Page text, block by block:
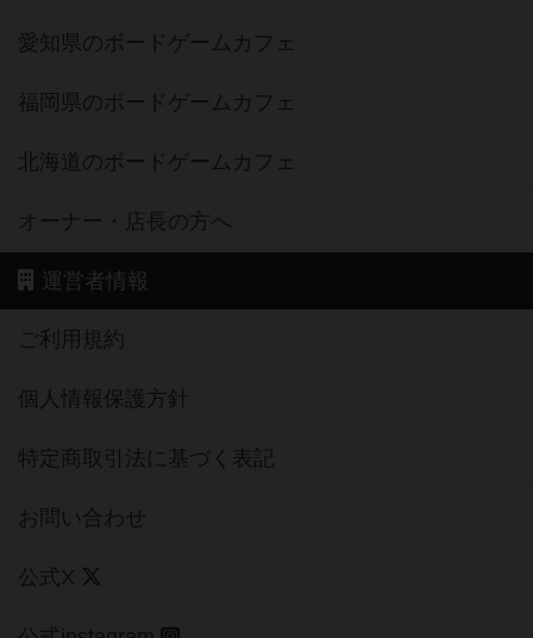
愛知県のボードゲームカフェ
福岡県のボードゲームカフェ
北海道のボードゲームカフェ
オーナー・店長の方へ
運営者情報
ご利用規約
個人情報保護方針
特定商取引法に基づく表記
お問い合わせ
公式X